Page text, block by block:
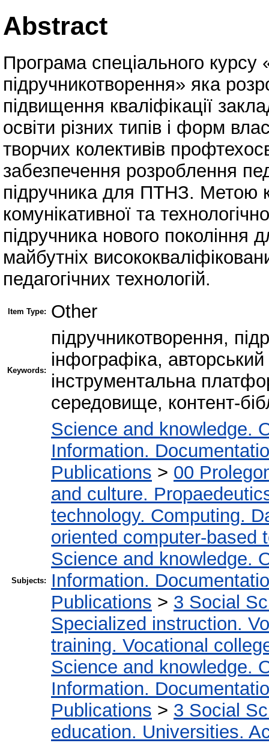
Abstract
Програма спеціального курсу
підручникотворення» яка
підвищення кваліфікації
освіти різних типів і форм
творчих колективів
забезпечення розроблення
підручника для ПТНЗ. Метою
комунікативної та
підручника нового покоління
майбутніх
педагогічних технологій.
Item Type: Other
Keywords:
підручникотворення,
інфографіка,
інструментальна
середовище, контент-
Subjects:
Science and knowledge.
Information.
Publications > 00
and culture.
technology. Computing.
oriented computer-based
Science and knowledge.
Information.
Publications > 3 Social
Specialized instruction.
training. Vocational
Science and knowledge.
Information.
Publications > 3 Social
education. Universities.